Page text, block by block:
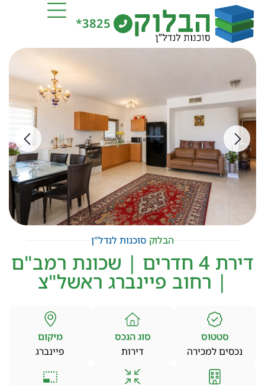
3825*
הבלוק סוכנות לנדל"ן
דירת 4 חדרים | שכונת רמב"ם
| רחוב פיינברג ראשל"צ
סטטוס
נכסים למכירה
סוג הנכס
דירות
מיקום
פיינברג